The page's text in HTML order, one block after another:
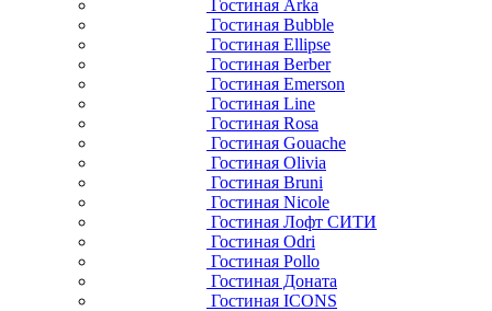
Гостиная Arka
Гостиная Bubble
Гостиная Ellipse
Гостиная Berber
Гостиная Emerson
Гостиная Line
Гостиная Rosa
Гостиная Gouache
Гостиная Olivia
Гостиная Bruni
Гостиная Nicole
Гостиная Лофт СИТИ
Гостиная Odri
Гостиная Pollo
Гостиная Доната
Гостиная ICONS